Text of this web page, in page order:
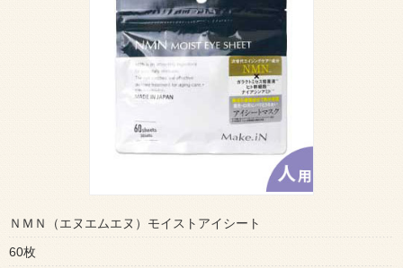
ＮＭＮ（エヌエムエヌ）モイストアイシート
60枚